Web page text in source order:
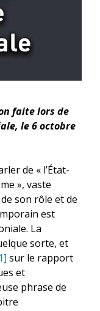
faite lors de
le 6 octobre
de « l’État-
», vaste
son rôle et de
est
La
sorte, et
sur le rapport
et
phrase de